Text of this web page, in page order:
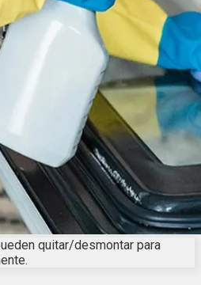
quitar/desmontar para